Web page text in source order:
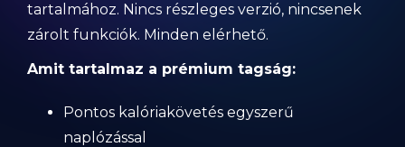
tartalmához. Nincs részleges verzió, nincsenek
zárolt funkciók. Minden elérhető.
Amit tartalmaz a prémium tagság:
Pontos kalóriakövetés egyszerű
naplózással